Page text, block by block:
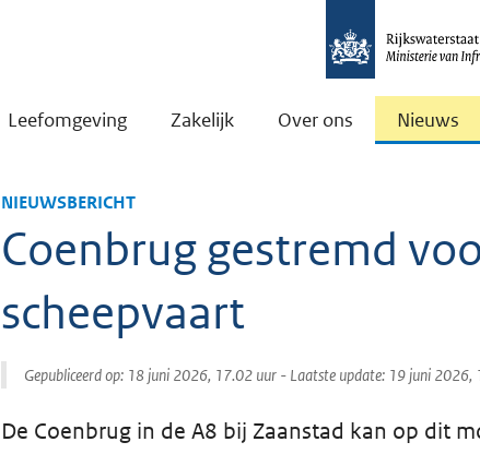
Leefomgeving Zakelijk Over ons Nieuws
NIEUWSBERICHT
Coenbrug gestremd
scheepvaart
Gepubliceerd op: 18 juni 2026, 17.02 uur - Laatste update: 19 juni 2026,
De Coenbrug in de A8 bij Zaanstad kan op dit